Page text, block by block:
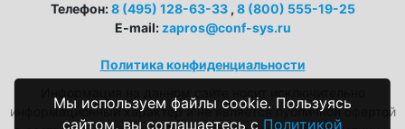
Телефон:8 (495) 128-63-33 , 8 (800) 555-19-25
E-mail: zapros@conf-sys.ru
Политика конфиденциальности
информационный характер и не является публичной офертой
Мы используем файлы cookie. Пользуясь
сайтом, вы соглашаетесь с Политикой